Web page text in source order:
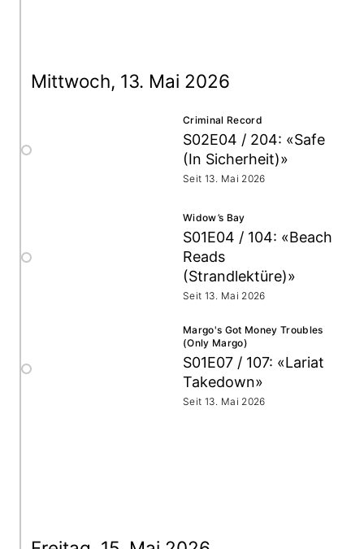
Mittwoch, 13. Mai 2026
Criminal Record
S02E04 / 204: «Safe
(In Sicherheit)»
Seit 13. Mai 2026
Widow’s Bay
S01E04 / 104: «Beach
Reads
(Strandlektüre)»
Seit 13. Mai 2026
Margo's Got Money Troubles
(Only Margo)
S01E07 / 107: «Lariat
Takedown»
Seit 13. Mai 2026